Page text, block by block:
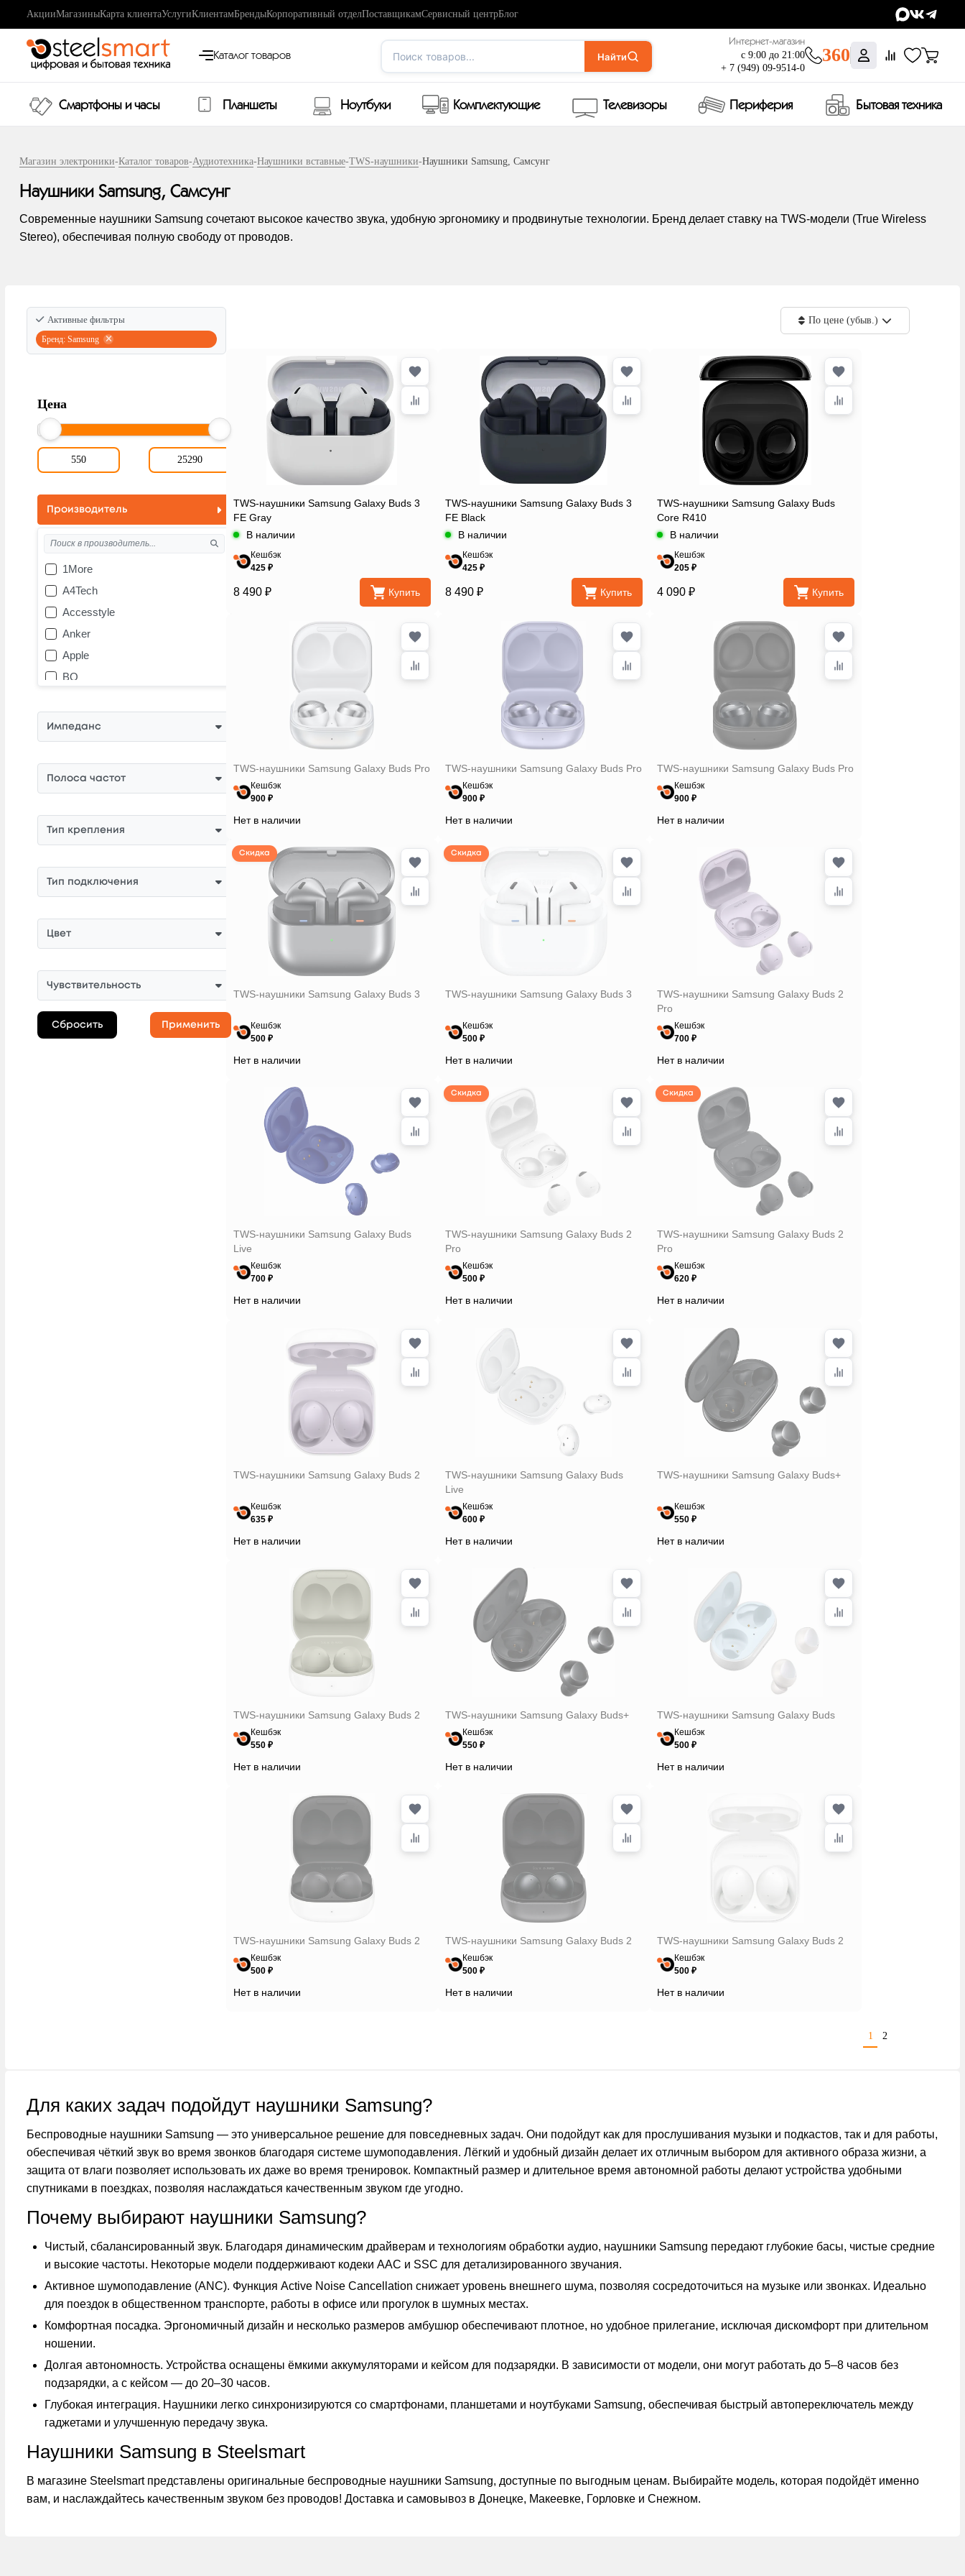
АкцииМагазиныКарта клиентаУслугиКлиентамБрендыКорпоративный отделПоставщикамСервисный центрБлог
Каталог товаров Поиск товаров... Найти
Интернет-магазин
с 9:00 до 21:00
+ 7 (949) 09-9514-0
360
Смартфоны и часы Планшеты Ноутбуки Комплектующие Телевизоры Периферия Бытовая техника
Магазин электроники-Каталог товаров-Аудиотехника-Наушники вставные-TWS-наушники-Наушники Samsung, Самсунг
Наушники Samsung, Самсунг
Современные наушники Samsung сочетают высокое качество звука, удобную эргономику и продвинутые технологии. Бренд делает ставку на TWS-модели (True Wireless
Stereo), обеспечивая полную свободу от проводов.
Активные фильтры
Бренд: Samsung
Цена
Производитель
1More
A4Tech
Accesstyle
Anker
Apple
BQ
Digma
EarFun
Edifier
Geozon
HTC
Haylou
Honor
Infinix
JBL
Импеданс
Полоса частот
Тип крепления
Тип подключения
Цвет
Чувствительность
Сбросить Применить
По цене (убыв.)
TWS-наушники Samsung Galaxy Buds 3
FE Gray
В наличии
Кешбэк
425 ₽
8 490 ₽ Купить
TWS-наушники Samsung Galaxy Buds 3
FE Black
В наличии
Кешбэк
425 ₽
8 490 ₽ Купить
TWS-наушники Samsung Galaxy Buds
Core R410
В наличии
Кешбэк
205 ₽
4 090 ₽ Купить
TWS-наушники Samsung Galaxy Buds Pro
Кешбэк
900 ₽
Нет в наличии
TWS-наушники Samsung Galaxy Buds Pro
Кешбэк
900 ₽
Нет в наличии
TWS-наушники Samsung Galaxy Buds Pro
Кешбэк
900 ₽
Нет в наличии
Скидка
TWS-наушники Samsung Galaxy Buds 3
Кешбэк
500 ₽
Нет в наличии
Скидка
TWS-наушники Samsung Galaxy Buds 3
Кешбэк
500 ₽
Нет в наличии
TWS-наушники Samsung Galaxy Buds 2
Pro
Кешбэк
700 ₽
Нет в наличии
TWS-наушники Samsung Galaxy Buds
Live
Кешбэк
700 ₽
Нет в наличии
Скидка
TWS-наушники Samsung Galaxy Buds 2
Pro
Кешбэк
500 ₽
Нет в наличии
Скидка
TWS-наушники Samsung Galaxy Buds 2
Pro
Кешбэк
620 ₽
Нет в наличии
TWS-наушники Samsung Galaxy Buds 2
Кешбэк
635 ₽
Нет в наличии
TWS-наушники Samsung Galaxy Buds
Live
Кешбэк
600 ₽
Нет в наличии
TWS-наушники Samsung Galaxy Buds+
Кешбэк
550 ₽
Нет в наличии
TWS-наушники Samsung Galaxy Buds 2
Кешбэк
550 ₽
Нет в наличии
TWS-наушники Samsung Galaxy Buds+
Кешбэк
550 ₽
Нет в наличии
TWS-наушники Samsung Galaxy Buds
Кешбэк
500 ₽
Нет в наличии
TWS-наушники Samsung Galaxy Buds 2
Кешбэк
500 ₽
Нет в наличии
TWS-наушники Samsung Galaxy Buds 2
Кешбэк
500 ₽
Нет в наличии
TWS-наушники Samsung Galaxy Buds 2
Кешбэк
500 ₽
Нет в наличии
1 2
Для каких задач подойдут наушники Samsung?
Беспроводные наушники Samsung — это универсальное решение для повседневных задач. Они подойдут как для прослушивания музыки и подкастов, так и для работы,
обеспечивая чёткий звук во время звонков благодаря системе шумоподавления. Лёгкий и удобный дизайн делает их отличным выбором для активного образа жизни, а
защита от влаги позволяет использовать их даже во время тренировок. Компактный размер и длительное время автономной работы делают устройства удобными
спутниками в поездках, позволяя наслаждаться качественным звуком где угодно.
Почему выбирают наушники Samsung?
Чистый, сбалансированный звук. Благодаря динамическим драйверам и технологиям обработки аудио, наушники Samsung передают глубокие басы, чистые средние
и высокие частоты. Некоторые модели поддерживают кодеки AAC и SSC для детализированного звучания.
Активное шумоподавление (ANC). Функция Active Noise Cancellation снижает уровень внешнего шума, позволяя сосредоточиться на музыке или звонках. Идеально
для поездок в общественном транспорте, работы в офисе или прогулок в шумных местах.
Комфортная посадка. Эргономичный дизайн и несколько размеров амбушюр обеспечивают плотное, но удобное прилегание, исключая дискомфорт при длительном
ношении.
Долгая автономность. Устройства оснащены ёмкими аккумуляторами и кейсом для подзарядки. В зависимости от модели, они могут работать до 5–8 часов без
подзарядки, а с кейсом — до 20–30 часов.
Глубокая интеграция. Наушники легко синхронизируются со смартфонами, планшетами и ноутбуками Samsung, обеспечивая быстрый автопереключатель между
гаджетами и улучшенную передачу звука.
Наушники Samsung в Steelsmart
В магазине Steelsmart представлены оригинальные беспроводные наушники Samsung, доступные по выгодным ценам. Выбирайте модель, которая подойдёт именно
вам, и наслаждайтесь качественным звуком без проводов! Доставка и самовывоз в Донецке, Макеевке, Горловке и Снежном.